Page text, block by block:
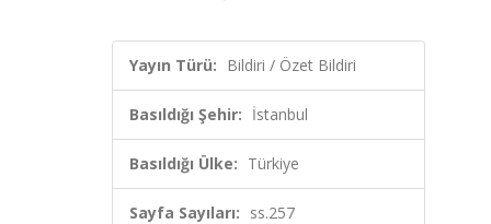
Yayın Türü: Bildiri / Özet Bildiri
Basıldığı Şehir: İstanbul
Basıldığı Ülke: Türkiye
Sayfa Sayıları: ss.257